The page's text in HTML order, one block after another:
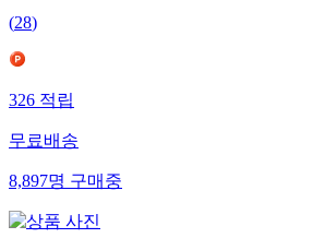
(28)
326적립
무료배송
8,897명구매중